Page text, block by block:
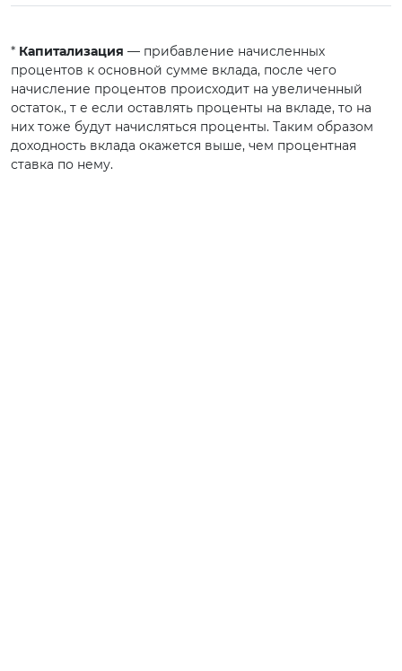
* Капитализация — прибавление начисленных
процентов к основной сумме вклада, после чего
начисление процентов происходит на увеличенный
остаток., т е если оставлять проценты на вкладе, то на
них тоже будут начисляться проценты. Таким образом
доходность вклада окажется выше, чем процентная
ставка по нему.